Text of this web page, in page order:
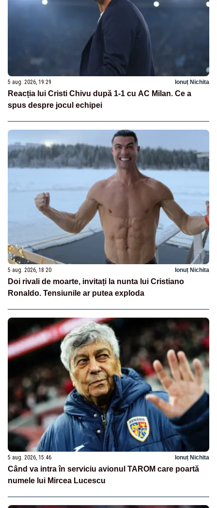
5 aug. 2026, 19:29 Ionuț Nichita
Reacția lui Cristi Chivu după 1-1 cu AC Milan. Ce a
spus despre jocul echipei
5 aug. 2026, 18:20 Ionuț Nichita
Doi rivali de moarte, invitați la nunta lui Cristiano
Ronaldo. Tensiunile ar putea exploda
5 aug. 2026, 15:46 Ionuț Nichita
Când va intra în serviciu avionul TAROM care poartă
numele lui Mircea Lucescu